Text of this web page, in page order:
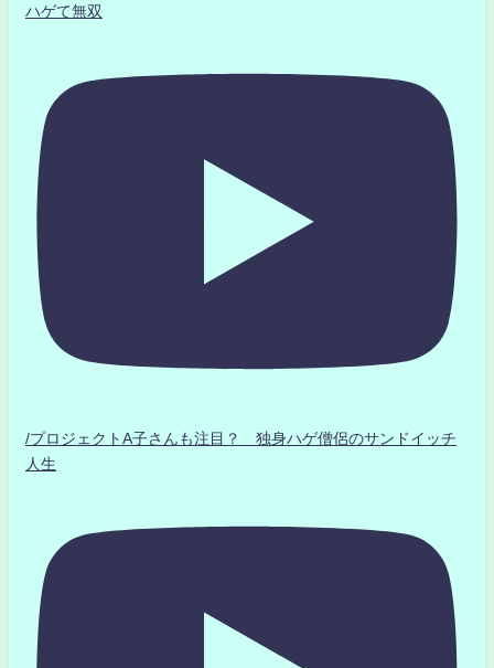
ハゲて無双
/プロジェクトA子さんも注目？ 独身ハゲ僧侶のサンドイッチ
人生